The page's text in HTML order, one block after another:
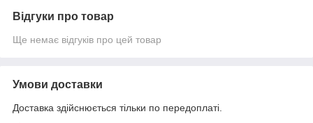
Відгуки про товар
Ще немає відгуків про цей товар
Умови доставки
Доставка здійснюється тільки по передоплаті.